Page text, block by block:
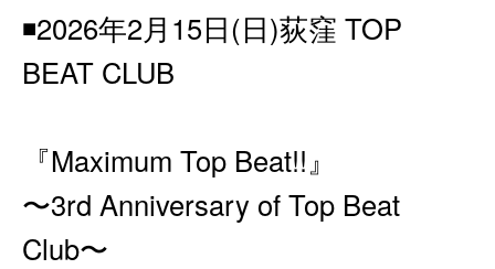
◾️2026年2月15日(日)荻窪 TOP
BEAT CLUB
『Maximum Top Beat!!』
〜3rd Anniversary of Top Beat
Club〜